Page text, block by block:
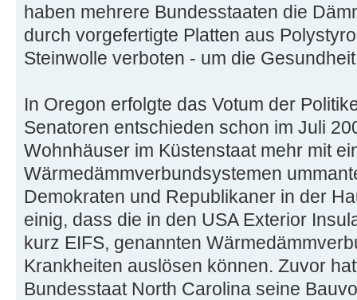
haben mehrere Bundesstaaten die
durch vorgefertigte Platten aus
Steinwolle verboten - um die
In Oregon erfolgte das Votum der
Senatoren entschieden schon im Juli
Wohnhäuser im Küstenstaat mehr mit
Wärmedämmverbundsystemen
Demokraten und Republikaner in der
einig, dass die in den USA Exterior
kurz EIFS, genannten
Krankheiten auslösen können. Zuvor
Bundesstaat North Carolina seine